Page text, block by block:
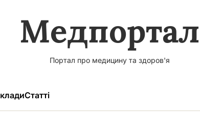
Медпортал
Портал про медицину та здоров'я
Статті